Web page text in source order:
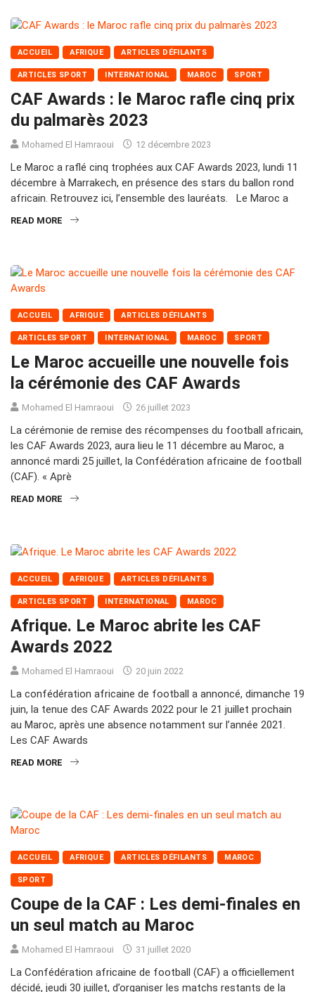
ACCUEIL AFRIQUE ARTICLES DÉFILANTS
ARTICLES SPORT INTERNATIONAL MAROC SPORT
CAF Awards : le Maroc rafle cinq prix
du palmarès 2023
Mohamed El Hamraoui 12 décembre 2023
Le Maroc a raflé cinq trophées aux CAF Awards 2023, lundi 11
décembre à Marrakech, en présence des stars du ballon rond
africain. Retrouvez ici, l’ensemble des lauréats. Le Maroc a
READ MORE
ACCUEIL AFRIQUE ARTICLES DÉFILANTS
ARTICLES SPORT INTERNATIONAL MAROC SPORT
Le Maroc accueille une nouvelle fois
la cérémonie des CAF Awards
Mohamed El Hamraoui 26 juillet 2023
La cérémonie de remise des récompenses du football africain,
les CAF Awards 2023, aura lieu le 11 décembre au Maroc, a
annoncé mardi 25 juillet, la Confédération africaine de football
(CAF). « Aprè
READ MORE
ACCUEIL AFRIQUE ARTICLES DÉFILANTS
ARTICLES SPORT INTERNATIONAL MAROC
Afrique. Le Maroc abrite les CAF
Awards 2022
Mohamed El Hamraoui 20 juin 2022
La confédération africaine de football a annoncé, dimanche 19
juin, la tenue des CAF Awards 2022 pour le 21 juillet prochain
au Maroc, après une absence notamment sur l’année 2021.
Les CAF Awards
READ MORE
ACCUEIL AFRIQUE ARTICLES DÉFILANTS MAROC
SPORT
Coupe de la CAF : Les demi-finales en
un seul match au Maroc
Mohamed El Hamraoui 31 juillet 2020
La Confédération africaine de football (CAF) a officiellement
décidé, jeudi 30 juillet, d’organiser les matchs restants de la